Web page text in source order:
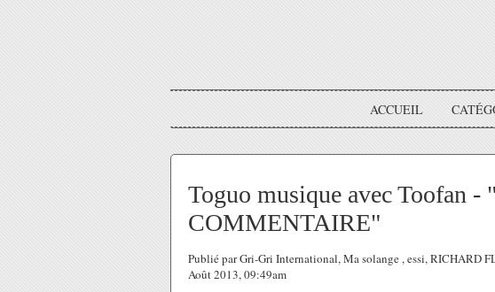
ACCUEIL
Toguo musique avec Toofan -
COMMENTAIRE"
Publié par Gri-Gri International, Ma solange , essi, RICHARD
Août 2013, 09:49am